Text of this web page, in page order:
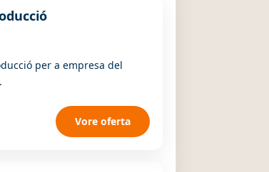
per a empresa del
Vore oferta